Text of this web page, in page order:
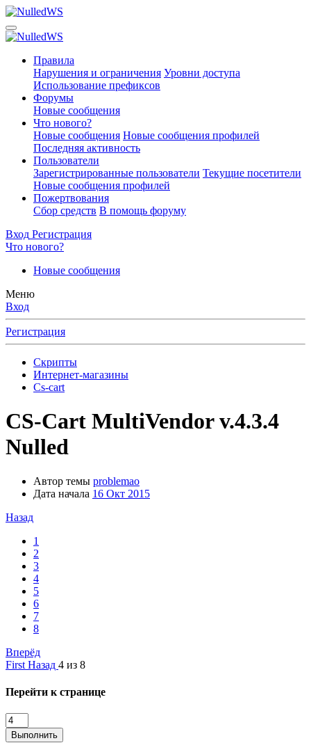
Правила
Нарушения и ограничения Уровни доступа
Использование префиксов
Форумы
Новые сообщения
Что нового?
Новые сообщения Новые сообщения профилей
Последняя активность
Пользователи
Зарегистрированные пользователи Текущие посетители
Новые сообщения профилей
Пожертвования
Сбор средств В помощь форуму
Вход Регистрация
Что нового?
Новые сообщения
Меню
Вход
Регистрация
Скрипты
Интернет-магазины
Cs-cart
CS-Cart MultiVendor v.4.3.4
Nulled
Автор темы problemao
Дата начала 16 Окт 2015
Назад
1
2
3
4
5
6
7
8
Вперёд
First Назад 4 из 8
Перейти к странице
Выполнить